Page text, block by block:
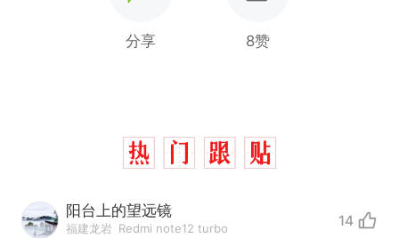
分享 8赞
阳台上的望远镜
福建龙岩 Redmi note12 turbo 14